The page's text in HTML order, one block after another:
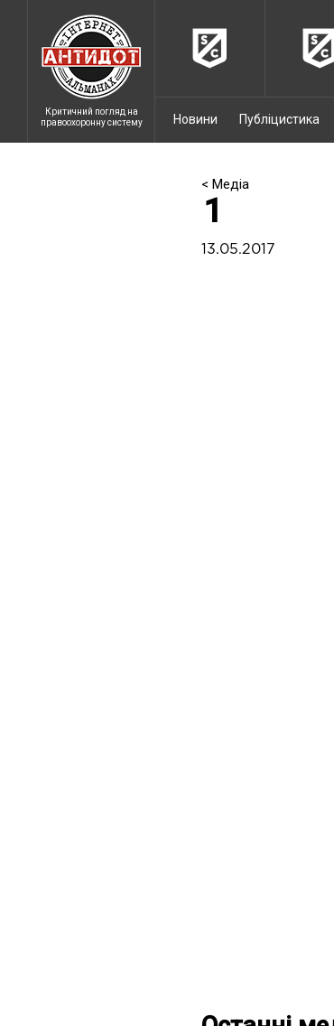
Критичний погляд на
правоохоронну систему
Новини Публіцистика
< Медіа
1
13.05.2017